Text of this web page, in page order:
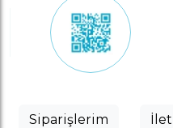
Siparişlerim